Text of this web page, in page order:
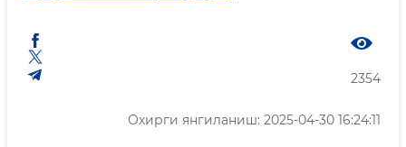
2354
Охирги янгиланиш: 2025-04-30 16:24:11